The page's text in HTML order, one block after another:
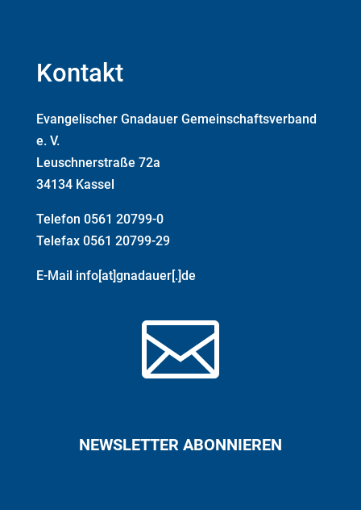
Kontakt
Evangelischer Gnadauer Gemeinschaftsverband
e. V.
Leuschnerstraße 72a
34134 Kassel
Telefon 0561 20799-0
Telefax 0561 20799-29
E-Mail info[at]gnadauer[.]de

NEWSLETTER ABONNIEREN